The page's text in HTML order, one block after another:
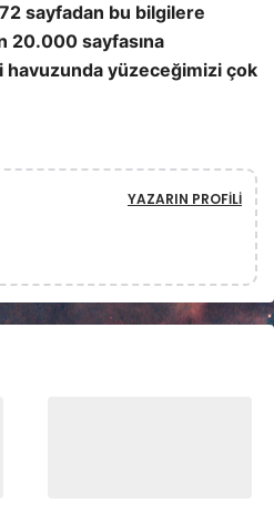
sayfadan bu bilgilere
20.000 sayfasına
havuzunda yüzeceğimizi çok
YAZARIN PROFILI